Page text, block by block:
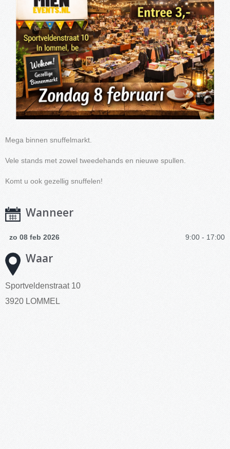
Mega binnen snuffelmarkt.
Vele stands met zowel tweedehands en nieuwe spullen.
Komt u ook gezellig snuffelen!
Wanneer
zo 08 feb 2026 9:00 - 17:00
Waar
Sportveldenstraat 10
3920 LOMMEL